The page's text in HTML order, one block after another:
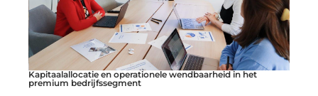
Kapitaalallocatie en operationele wendbaarheid in het
premium bedrijfssegment